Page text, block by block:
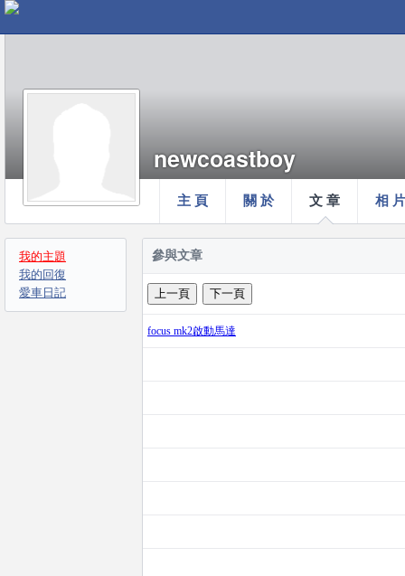
主 頁 關 於 文 章 相 片
newcoastboy
我的主題
我的回復
愛車日記
參與文章
focus mk2啟動馬達